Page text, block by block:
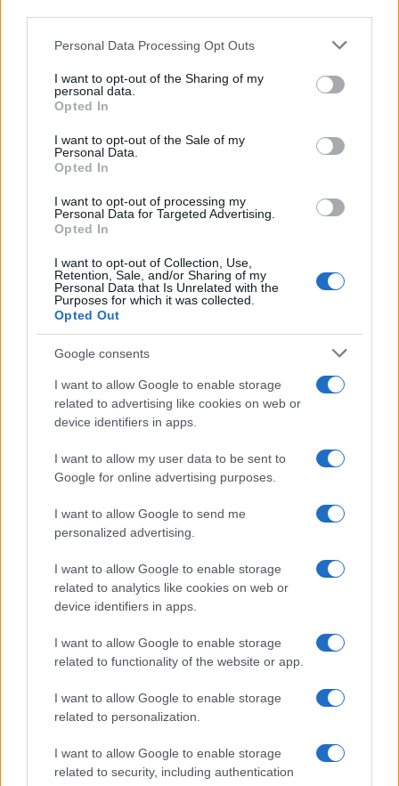
Personal Data Processing Opt Outs
I want to opt-out of the Sharing of my
personal data.
Opted In
I want to opt-out of the Sale of my
Personal Data.
Opted In
I want to opt-out of processing my
Personal Data for Targeted Advertising.
Opted In
I want to opt-out of Collection, Use,
Retention, Sale, and/or Sharing of my
Personal Data that Is Unrelated with the
Purposes for which it was collected.
Opted Out
Google consents
I want to allow Google to enable storage
related to advertising like cookies on web or
device identifiers in apps.
I want to allow my user data to be sent to
Google for online advertising purposes.
I want to allow Google to send me
personalized advertising.
I want to allow Google to enable storage
related to analytics like cookies on web or
device identifiers in apps.
I want to allow Google to enable storage
related to functionality of the website or app.
I want to allow Google to enable storage
related to personalization.
I want to allow Google to enable storage
related to security, including authentication
Sanja (24) konobarila je u kafićima. Poznanik joj je
otvoreno ponudio zarađivanje na prostituciji.
Obećao joj je sunčanu zemlju i dobru zaradu.
Zagrizla je. Spakirala je kovčeg, uzela putovnicu i
otišla u Španiju. Tamo ju je “sve čekalo”, stan i –
makro.
Prvo je dobila batine. Potom ju je bacio u sobicu,
još je jedanput pretukao, uzeo joj mobitel i
putovnicu - , zapisala je policija. "Pokušaš li
pobjeći, zaklat ću te, ubit ću te... Ne znaš ko sam i
kakve veze u policiji imam. Ti si sad moje vlasništvo
i zarađuješ za mene -, jasno joj je makro dao do
znanja.
Sanja je plakala i patila. I prostituirala se. Često su
je i silovali jer im je to makro dopuštao. U trošnu bi
sobicu doveo i petoricu muškaraca koji su je
"Ja častim" , govorio bi im.
Batine je dobivala redovno. Na dan je morala
dnevnu zaradu, između 2500 i 3000 eura. Morala je
pristajati na seks bez kondoma ako bi to mušterija
željela. Mnogi su željeli seks tokom menstruacije.
Ni toga nije bila pošteđena... Sad je u Hrvatskoj.
Uspjela je pobjeći iz sobička iz Španjolske, preko
Slovenije, vozom u Hrvatsku. Bez pasoša. No nije
željela sarađivati s istražiteljima. Javila se samo da
ništa odati policiji...